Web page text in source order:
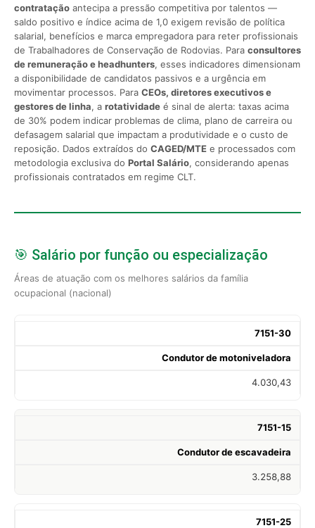
contratação antecipa a pressão competitiva por talentos —
saldo positivo e índice acima de 1,0 exigem revisão de política
salarial, benefícios e marca empregadora para reter profissionais
de Trabalhadores de Conservação de Rodovias. Para consultores
de remuneração e headhunters, esses indicadores dimensionam
a disponibilidade de candidatos passivos e a urgência em
movimentar processos. Para CEOs, diretores executivos e
gestores de linha, a rotatividade é sinal de alerta: taxas acima
de 30% podem indicar problemas de clima, plano de carreira ou
defasagem salarial que impactam a produtividade e o custo de
reposição. Dados extraídos do CAGED/MTE e processados com
metodologia exclusiva do Portal Salário, considerando apenas
profissionais contratados em regime CLT.
🎯 Salário por função ou especialização
Áreas de atuação com os melhores salários da família
ocupacional (nacional)
7151-30
Condutor de motoniveladora
4.030,43
7151-15
Condutor de escavadeira
3.258,88
7151-25